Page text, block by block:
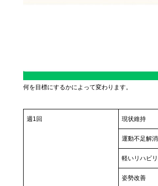
何を目標にするかによって変わります。
週1回 現状維持
運動不足解消
軽いリハビ
姿勢改善